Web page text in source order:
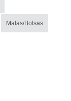
Malas/Bolsas